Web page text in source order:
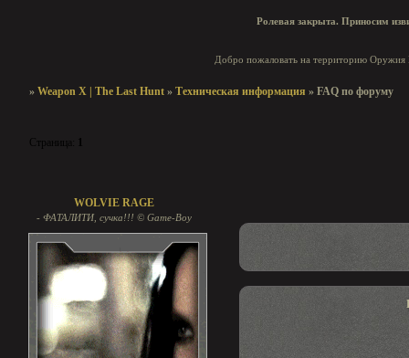
Ролевая закрыта. Приносим
Добро пожаловать на территорию Оружия
»Weapon X | The Last Hunt »Техническая информация »FAQ по форуму
Страница:
WOLVIE RAGE
- ФАТАЛИТИ, сучка!!! © Game-Boy